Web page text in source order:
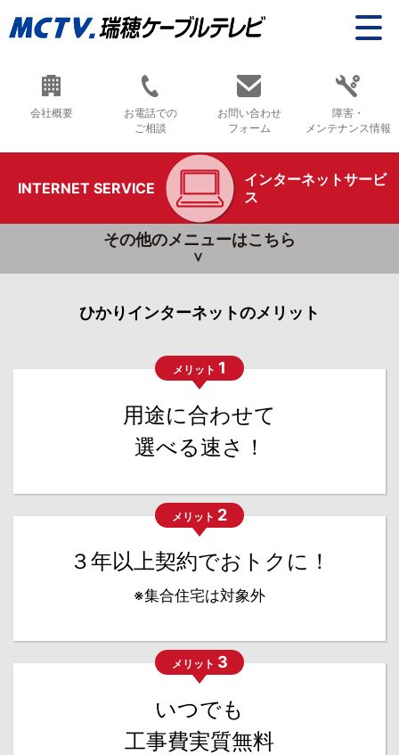
会社概要
お電話での
ご相談
お問い合わせ
フォーム
障害・
メンテナンス情報
INTERNET SERVICE
インターネットサービ
ス
その他のメニューはこちら
ひかりインターネットのメリット
メリット 1
用途に合わせて
選べる速さ！
メリット 2
３年以上契約でおトクに！
※集合住宅は対象外
メリット 3
いつでも
工事費実質無料